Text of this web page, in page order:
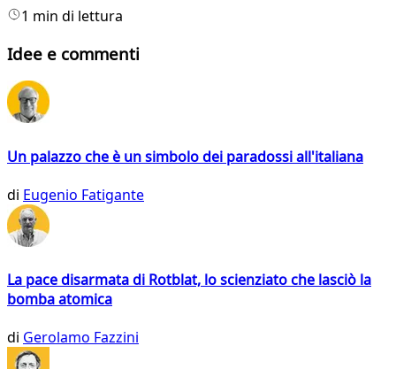
1 min di lettura
Idee e commenti
Un palazzo che è un simbolo dei paradossi all'italiana
di Eugenio Fatigante
La pace disarmata di Rotblat, lo scienziato che lasciò la
bomba atomica
di Gerolamo Fazzini